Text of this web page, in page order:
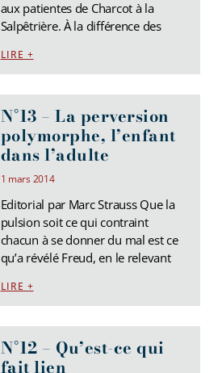
aux patientes de Charcot à la
Salpêtrière. À la différence des
LIRE +
N°13 – La perversion
polymorphe, l’enfant
dans l’adulte
1 mars 2014
Editorial par Marc Strauss Que la
pulsion soit ce qui contraint
chacun à se donner du mal est ce
qu’a révélé Freud, en le relevant
LIRE +
N°12 – Qu’est-ce qui
fait lien